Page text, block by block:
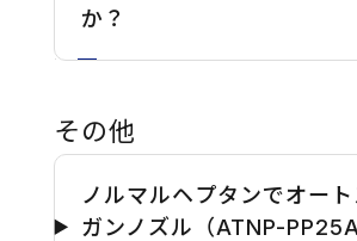
か？
その他
ノルマルヘプタンでオー
ガンノズル（ATNP-